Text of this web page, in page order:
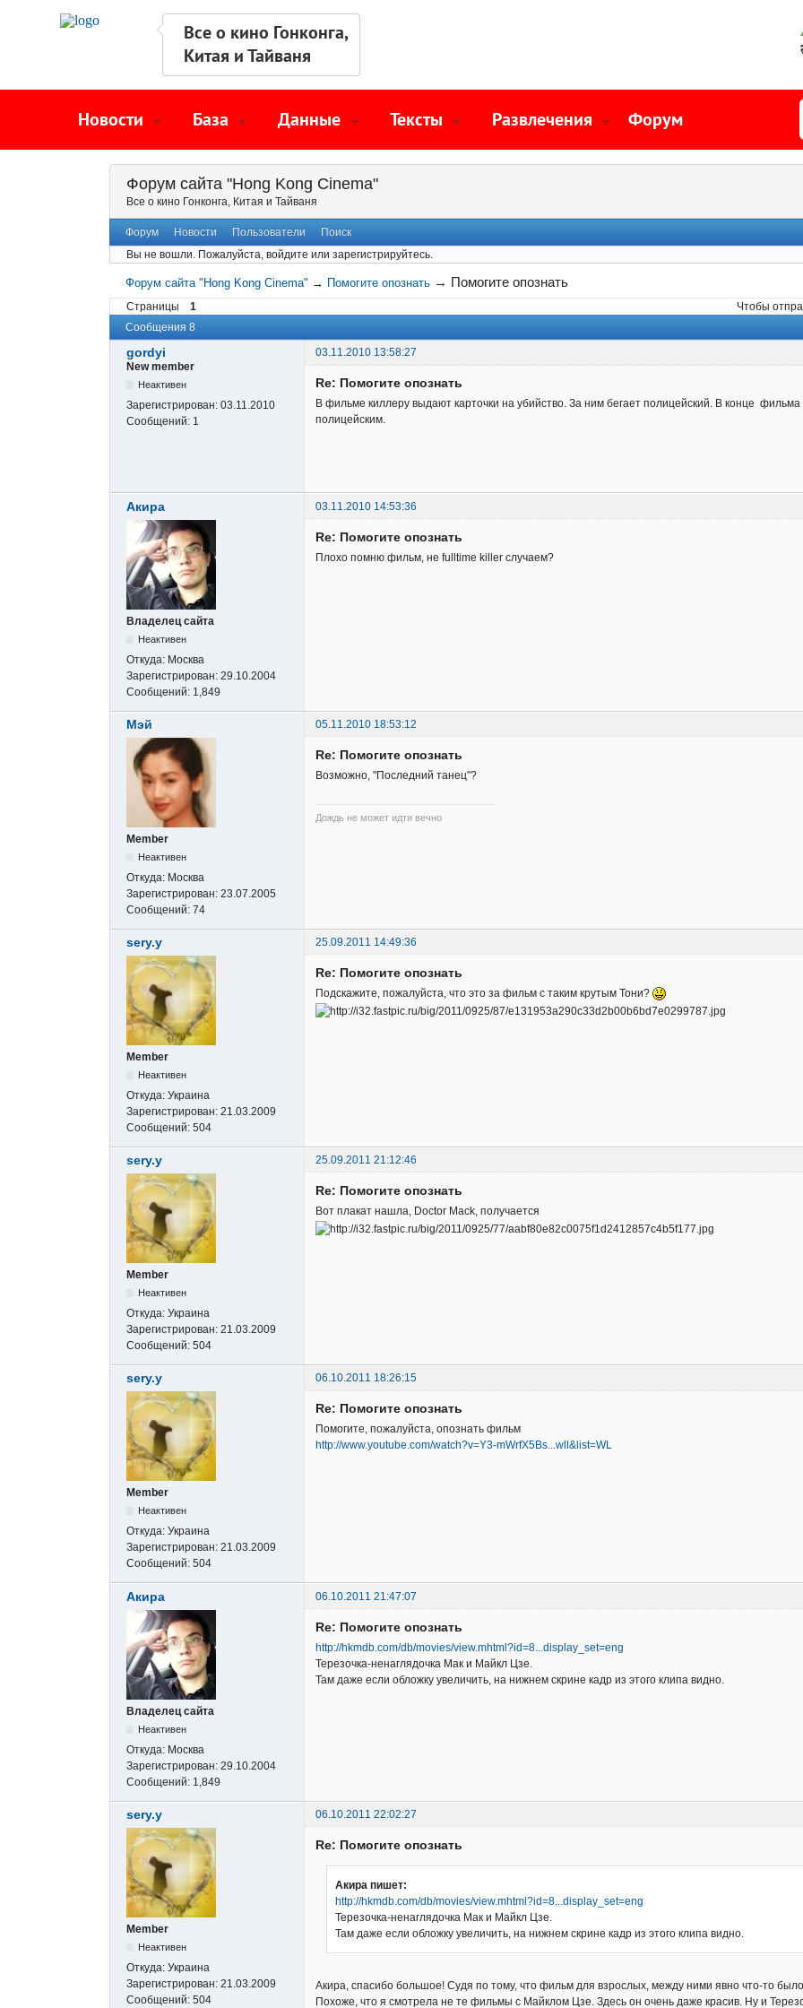
Все о кино Гонконга,
Китая и Тайваня
Новости База Данные Тексты Развлечения Форум
Форум сайта "Hong Kong Cinema"
Все о кино Гонконга, Китая и Тайваня
Форум Новости Пользователи
Поиск
Вы не вошли. Пожалуйста, войдите или зарегистрируйтесь.
Форум сайта "Hong Kong Cinema" → Помогите опознать → Помогите опознать
Страницы 1
Чтобы
Сообщения 8
gordyi
03.11.2010 13:58:27
New member
Неактивен
Зарегистрирован: 03.11.2010
Сообщений: 1
Re: Помогите опознать
В фильме киллеру выдают карточки на убийство. За ним бегает полицейский. В конце
полицейским.
Акира 03.11.2010 14:53:36
Владелец сайта
Неактивен
Откуда: Москва
Зарегистрирован: 29.10.2004
Сообщений: 1,849
Re: Помогите опознать
Плохо помню фильм, не fulltime killer случаем?
Мэй 05.11.2010 18:53:12
Member
Неактивен
Откуда: Москва
Зарегистрирован: 23.07.2005
Сообщений: 74
Re: Помогите опознать
Возможно, "Последний танец"?
Дождь не может идти вечно
sery.y 25.09.2011 14:49:36
Member
Неактивен
Откуда: Украина
Зарегистрирован: 21.03.2009
Сообщений: 504
Re: Помогите опознать
Подскажите, пожалуйста, что это за фильм с таким крутым Тони?
sery.y 25.09.2011 21:12:46
Member
Неактивен
Откуда: Украина
Зарегистрирован: 21.03.2009
Сообщений: 504
Re: Помогите опознать
Вот плакат нашла, Doctor Mack, получается
sery.y 06.10.2011 18:26:15
Member
Неактивен
Откуда: Украина
Зарегистрирован: 21.03.2009
Сообщений: 504
Re: Помогите опознать
Помогите, пожалуйста, опознать фильм
http://www.youtube.com/watch?v=Y3-mWrfX5Bs...wll&list=WL
Акира 06.10.2011 21:47:07
Владелец сайта
Неактивен
Откуда: Москва
Зарегистрирован: 29.10.2004
Сообщений: 1,849
Re: Помогите опознать
http://hkmdb.com/db/movies/view.mhtml?id=8...display_set=eng
Терезочка-ненаглядочка Мак и Майкл Цзе.
Там даже если обложку увеличить, на нижнем скрине кадр из этого клипа видно.
sery.y 06.10.2011 22:02:27
Member
Неактивен
Откуда: Украина
Зарегистрирован: 21.03.2009
Сообщений: 504
Re: Помогите опознать
Акира пишет:
http://hkmdb.com/db/movies/view.mhtml?id=8...display_set=eng
Терезочка-ненаглядочка Мак и Майкл Цзе.
Там даже если обложку увеличить, на нижнем скрине кадр из этого клипа видно.
Акира, спасибо большое! Судя по тому, что фильм для взрослых, между ними явно что-то
Похоже, что я смотрела не те фильмы с Майклом Цзе. Здесь он очень даже красив. Ну и